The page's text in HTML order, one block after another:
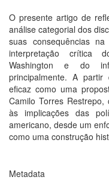
O presente artigo de
análise categorial dos
suas consequências
interpretação crítica
Washington e do
principalmente. A
eficaz como uma
Camilo Torres
às implicações das
americano, desde um
como uma construção
Metadata